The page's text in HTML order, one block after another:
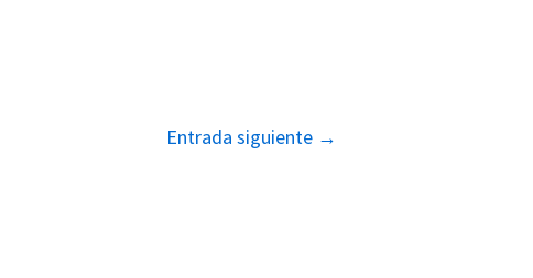
Entrada siguiente →